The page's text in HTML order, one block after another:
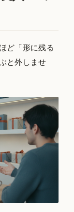
ど「形に残る
と外しませ